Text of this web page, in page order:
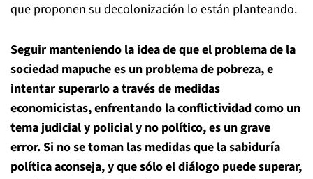
que proponen su decolonización lo están planteando.
Seguir manteniendo la idea de que el problema de la
sociedad mapuche es un problema de pobreza, e
intentar superarlo a través de medidas
economicistas, enfrentando la conflictividad como un
tema judicial y policial y no político, es un grave
error. Si no se toman las medidas que la sabiduría
política aconseja, y que sólo el diálogo puede superar,